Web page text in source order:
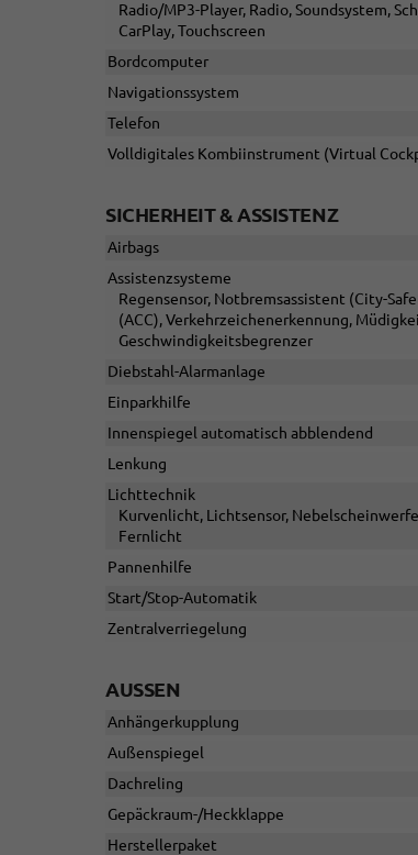
Radio/MP3-Player, Radio, Soundsystem,
CarPlay, Touchscreen
Bordcomputer
Navigationssystem
Telefon
Volldigitales Kombiinstrument (Virtual
SICHERHEIT & ASSISTENZ
Airbags
Assistenzsysteme
Regensensor, Notbremsassistent (City-
(ACC), Verkehrzeichenerkennung,
Geschwindigkeitsbegrenzer
Diebstahl-Alarmanlage
Einparkhilfe
Innenspiegel automatisch abblendend
Lenkung
Lichttechnik
Kurvenlicht, Lichtsensor,
Fernlicht
Pannenhilfe
Start/Stop-Automatik
Zentralverriegelung
AUSSEN
Anhängerkupplung
Außenspiegel
Dachreling
Gepäckraum-/Heckklappe
Herstellerpaket